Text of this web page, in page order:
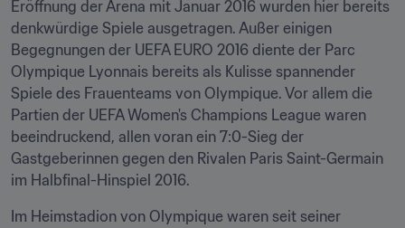
Eröffnung der Arena mit Januar 2016 wurden hier bereits
denkwürdige Spiele ausgetragen. Außer einigen
Begegnungen der UEFA EURO 2016 diente der Parc
Olympique Lyonnais bereits als Kulisse spannender
Spiele des Frauenteams von Olympique. Vor allem die
Partien der UEFA Women's Champions League waren
beeindruckend, allen voran ein 7:0-Sieg der
Gastgeberinnen gegen den Rivalen Paris Saint-Germain
im Halbfinal-Hinspiel 2016.
Im Heimstadion von Olympique waren seit seiner